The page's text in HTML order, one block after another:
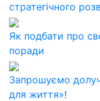
стратегічного
Як подбати про
поради
Запрошуємо
для життя»!